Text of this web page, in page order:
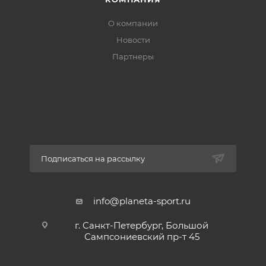
О компании
Новости
Партнеры
Подписаться на рассылку
info@planeta-sport.ru
г. Санкт-Петербург, Большой
Сампсониевский пр-т 45